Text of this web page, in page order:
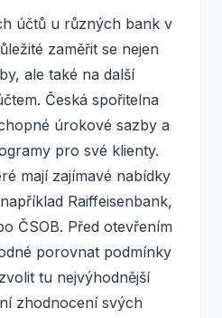
účtů u různých bank v
zaměřit se nejen
ale také na další
Česká spořitelna
úrokové sazby a
pro své klienty.
mají zajímavé nabídky
Raiffeisenbank,
ČSOB. Před otevřením
porovnat podmínky
tu nejvýhodnější
zhodnocení svých